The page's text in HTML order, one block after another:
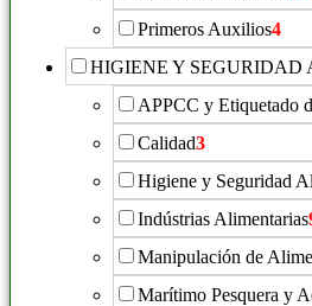
Primeros Auxilios4
HIGIENE Y SEGURIDAD
APPCC y Etiquetado
Calidad3
Higiene y Seguridad
Indústrias Alimentarias
Manipulación de
Marítimo Pesquera y